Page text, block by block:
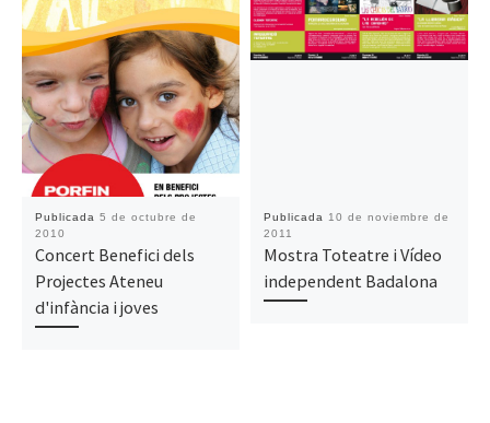
Publicada 5 de octubre de
2010
Concert Benefici dels
Projectes Ateneu
d'infància i joves
Publicada 10 de noviembre de
2011
Mostra Toteatre i Vídeo
independent Badalona